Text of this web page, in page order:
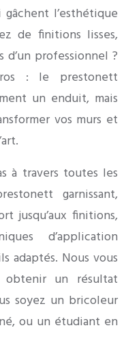
l’esthétique
de finitions lisses,
professionnel ?
: le prestonett
un enduit, mais
vos murs et
à travers toutes les
garnissant,
jusqu’aux finitions,
d’application
adaptés. Nous vous
obtenir un résultat
soyez un bricoleur
ou un étudiant en